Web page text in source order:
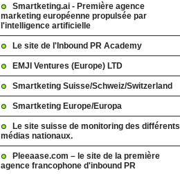
Smartketing.ai - Première agence
marketing européenne propulsée par
l'intelligence artificielle
Le site de l'Inbound PR Academy
EMJI Ventures (Europe) LTD
Smartketing Suisse/Schweiz/Switzerland
Smartketing Europe/Europa
Le site suisse de monitoring des différents
médias nationaux.
Pleeaase.com – le site de la première
agence francophone d'inbound PR